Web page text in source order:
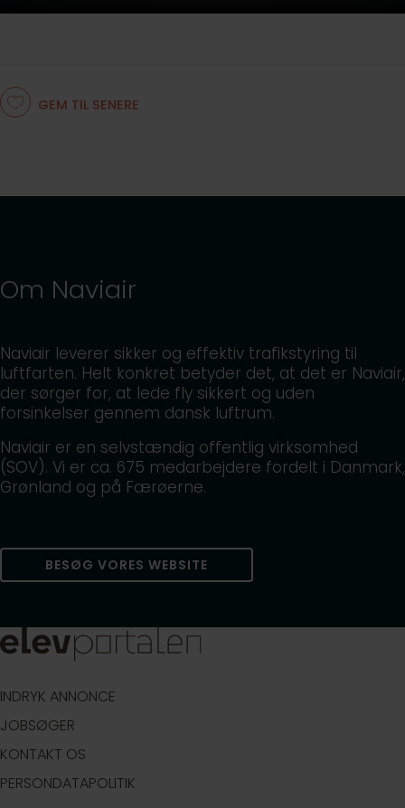
GEM TIL SENERE
Om Naviair
Naviair leverer sikker og effektiv trafikstyring til
luftfarten. Helt konkret betyder det, at det er Naviair,
der sørger for, at lede fly sikkert og uden
forsinkelser gennem dansk luftrum.
Naviair er en selvstændig offentlig virksomhed
(SOV). Vi er ca. 675 medarbejdere fordelt i Danmark,
Grønland og på Færøerne.
BESØG VORES WEBSITE
INDRYK ANNONCE
JOBSØGER
KONTAKT OS
PERSONDATAPOLITIK